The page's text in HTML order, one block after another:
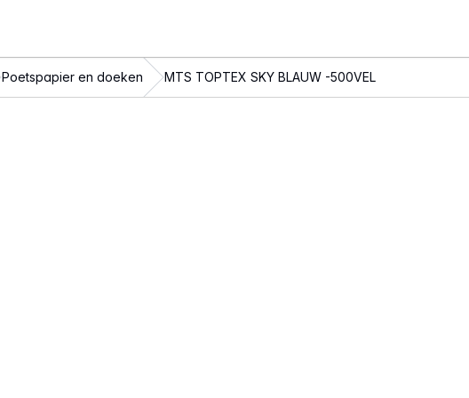
Poetspapier en doeken MTS TOPTEX SKY BLAUW -500VEL